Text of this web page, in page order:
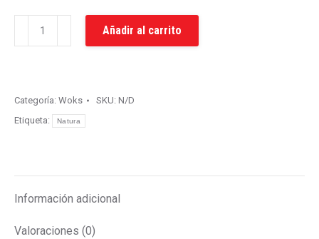
Añadir al carrito
Categoría: Woks SKU: N/D
Etiqueta:
Natura
Información adicional
Valoraciones (0)